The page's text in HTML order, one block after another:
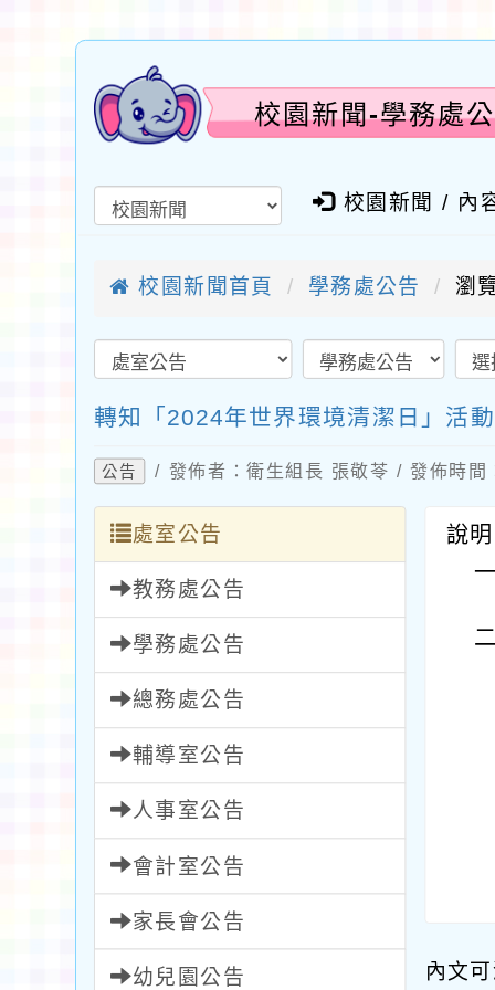
校園新聞-學務處
校園新聞 / 內
校園新聞首頁 學務處公告 瀏
轉知「2024年世界環境清潔日」活
公告 / 發佈者：衛生組長 張敬苓 / 發佈時
處室公告
教務處公告
學務處公告
總務處公告
輔導室公告
人事室公告
會計室公告
家長會公告
幼兒園公告
說
內文